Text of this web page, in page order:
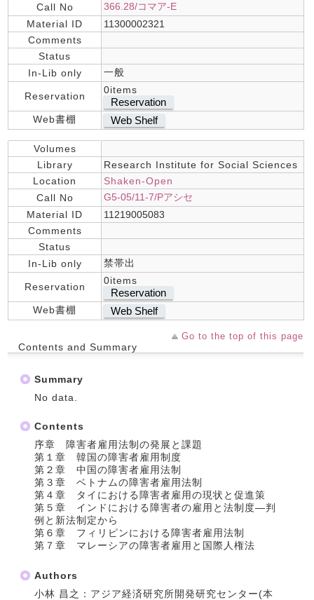
Call No
366.28/コマア-E
Material ID
11300002321
Comments
Status
In-Lib only
一般
Reservation
0items
Reservation
Web書棚 Web Shelf
Volumes
Library
Research Institute for Social Sciences
Location
Shaken-Open
Call No
G5-05/11-7/Pアシセ
Material ID
11219005083
Comments
Status
In-Lib only
禁帯出
Reservation
0items
Reservation
Web書棚 Web Shelf
Go to the top of this page
Contents and Summary
Summary
No data.
Contents
序章 障害者雇用法制の発展と課題
第１章 韓国の障害者雇用制度
第２章 中国の障害者雇用法制
第３章 ベトナムの障害者雇用法制
第４章 タイにおける障害者雇用の現状と促進策
第５章 インドにおける障害者の雇用と法制度―判
例と新法制定から
第６章 フィリピンにおける障害者雇用法制
第７章 マレーシアの障害者雇用と国際人権法
Authors
小林 昌之：アジア経済研究所開発研究センター(本